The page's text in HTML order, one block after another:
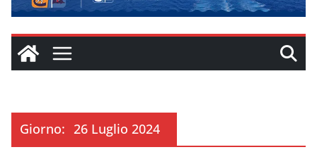
Giorno: 26 Luglio 2024